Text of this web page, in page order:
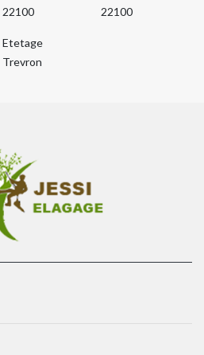
22100
Etetage
Trevron
22100